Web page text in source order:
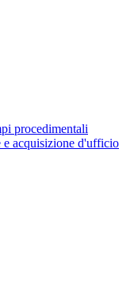
procedimentali
acquisizione d'ufficio